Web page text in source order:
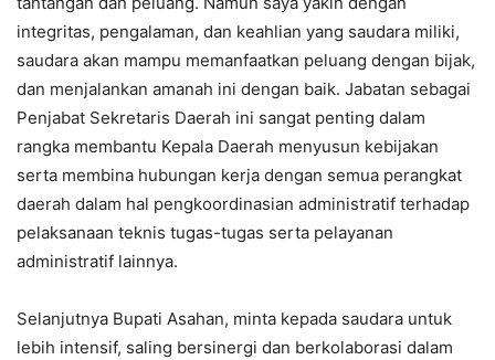
integritas, pengalaman, dan keahlian yang saudara miliki,
saudara akan mampu memanfaatkan peluang dengan bijak,
dan menjalankan amanah ini dengan baik. Jabatan sebagai
Penjabat Sekretaris Daerah ini sangat penting dalam
rangka membantu Kepala Daerah menyusun kebijakan
serta membina hubungan kerja dengan semua perangkat
daerah dalam hal pengkoordinasian administratif terhadap
pelaksanaan teknis tugas-tugas serta pelayanan
administratif lainnya.
Selanjutnya Bupati Asahan, minta kepada saudara untuk
lebih intensif, saling bersinergi dan berkolaborasi dalam